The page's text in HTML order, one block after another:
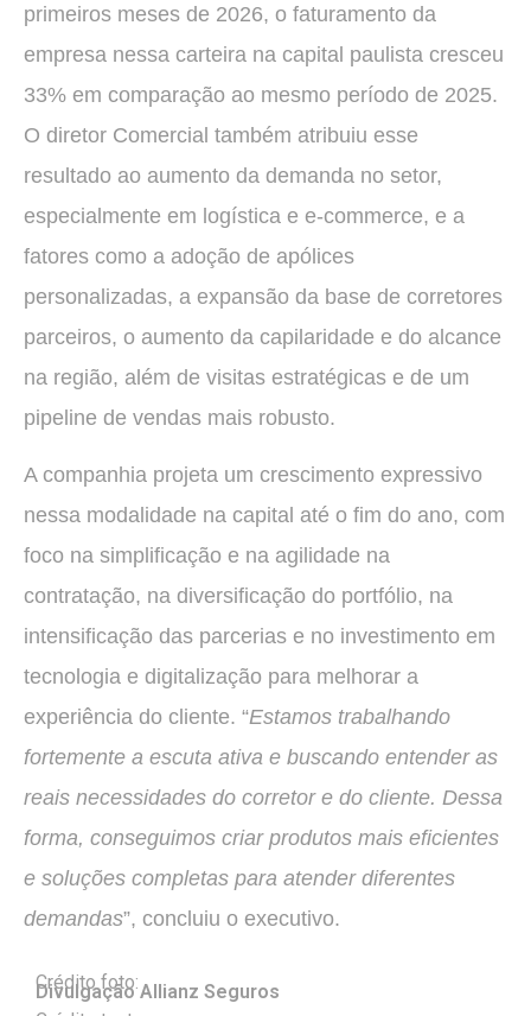
primeiros meses de 2026, o faturamento da
empresa nessa carteira na capital paulista cresceu
33% em comparação ao mesmo período de 2025.
O diretor Comercial também atribuiu esse
resultado ao aumento da demanda no setor,
especialmente em logística e e-commerce, e a
fatores como a adoção de apólices
personalizadas, a expansão da base de corretores
parceiros, o aumento da capilaridade e do alcance
na região, além de visitas estratégicas e de um
pipeline de vendas mais robusto.
A companhia projeta um crescimento expressivo
nessa modalidade na capital até o fim do ano, com
foco na simplificação e na agilidade na
contratação, na diversificação do portfólio, na
intensificação das parcerias e no investimento em
tecnologia e digitalização para melhorar a
experiência do cliente. “Estamos trabalhando
fortemente a escuta ativa e buscando entender as
reais necessidades do corretor e do cliente. Dessa
forma, conseguimos criar produtos mais eficientes
e soluções completas para atender diferentes
demandas”, concluiu o executivo.
Crédito foto:
Divulgação Allianz Seguros